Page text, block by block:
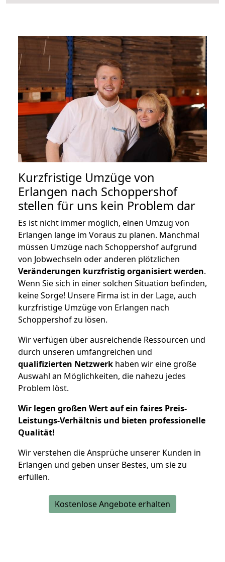
Kurzfristige Umzüge von
Erlangen nach Schoppershof
stellen für uns kein Problem dar
Es ist nicht immer möglich, einen Umzug von
Erlangen lange im Voraus zu planen. Manchmal
müssen Umzüge nach Schoppershof aufgrund
von Jobwechseln oder anderen plötzlichen
Veränderungen kurzfristig organisiert werden.
Wenn Sie sich in einer solchen Situation befinden,
keine Sorge! Unsere Firma ist in der Lage, auch
kurzfristige Umzüge von Erlangen nach
Schoppershof zu lösen.
Wir verfügen über ausreichende Ressourcen und
durch unseren umfangreichen und
qualifizierten Netzwerk haben wir eine große
Auswahl an Möglichkeiten, die nahezu jedes
Problem löst.
Wir legen großen Wert auf ein faires Preis-
Leistungs-Verhältnis und bieten professionelle
Qualität!
Wir verstehen die Ansprüche unserer Kunden in
Erlangen und geben unser Bestes, um sie zu
erfüllen.
Kostenlose Angebote erhalten